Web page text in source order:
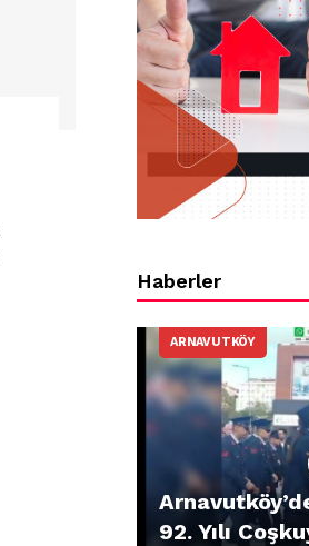
Haberler
ARNAVUTKÖY
92. Yılı